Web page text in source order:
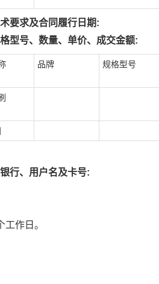
要求及合同履行日期:
型号、数量、单价、成交金额:
品牌 规格型号
行、用户名及卡号:
作日。